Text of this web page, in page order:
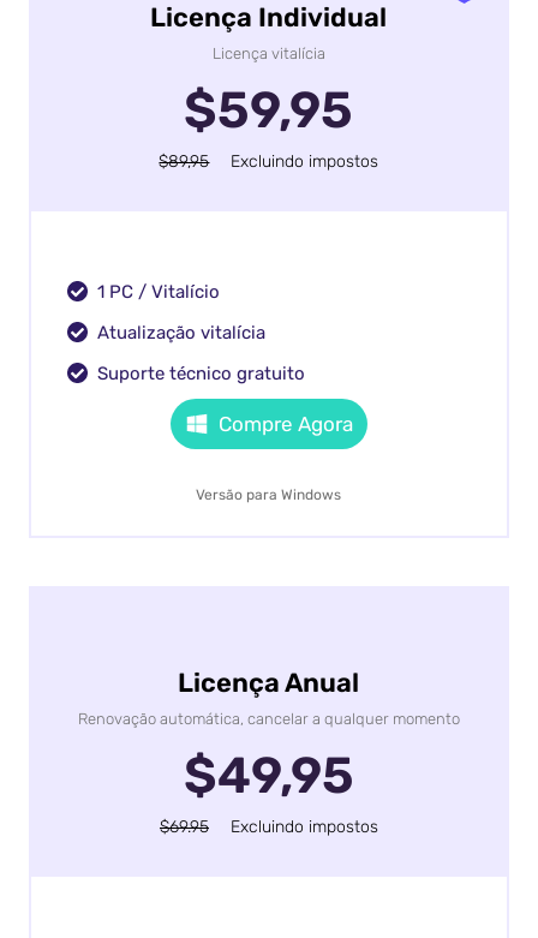
Licença Individual
Licença vitalícia
$59,95
$89,95 Excluindo impostos
1 PC / Vitalício
Atualização vitalícia
Suporte técnico gratuito
Compre Agora
Versão para Windows
Licença Anual
Renovação automática, cancelar a qualquer momento
$49,95
$69.95 Excluindo impostos